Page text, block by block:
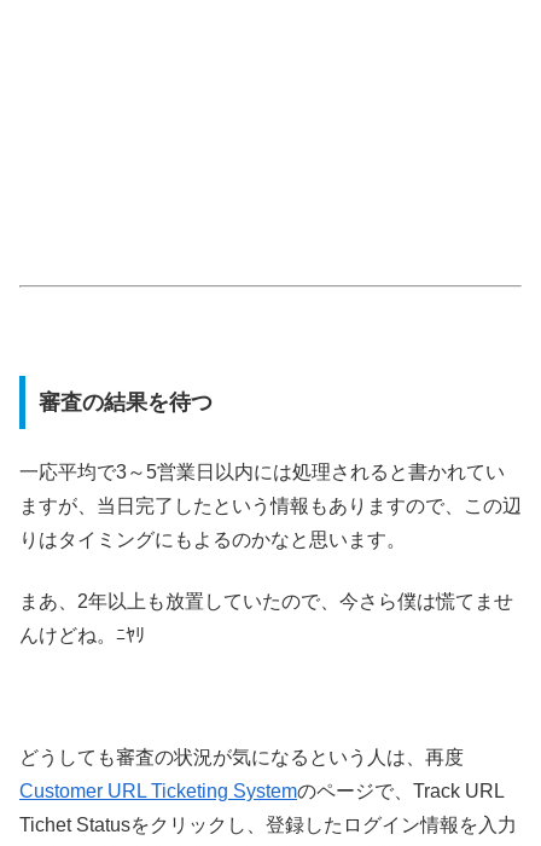
審査の結果を待つ
一応平均で3～5営業日以内には処理されると書かれてい
ますが、当日完了したという情報もありますので、この辺
りはタイミングにもよるのかなと思います。
まあ、2年以上も放置していたので、今さら僕は慌てませ
んけどね。ﾆﾔﾘ
どうしても審査の状況が気になるという人は、再度
Customer URL Ticketing Systemのページで、Track URL
Tichet Statusをクリックし、登録したログイン情報を入力